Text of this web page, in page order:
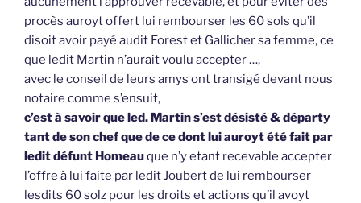
procès auroyt offert lui rembourser les 60 sols qu’il
disoit avoir payé audit Forest et Gallicher sa femme, ce
que ledit Martin n’aurait voulu accepter …,
avec le conseil de leurs amys ont transigé devant nous
notaire comme s’ensuit,
c’est à savoir que led. Martin s’est désisté & départy
tant de son chef que de ce dont lui auroyt été fait par
ledit défunt Homeauque n’y etant recevable accepter
l’offre à lui faite par ledit Joubert de lui rembourser
lesdits 60 solz pour les droits et actions qu’il avoyt